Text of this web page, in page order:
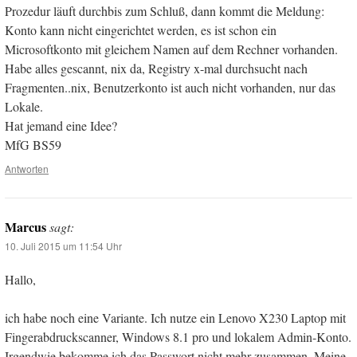
Prozedur läuft durchbis zum Schluß, dann kommt die Meldung:
Konto kann nicht eingerichtet werden, es ist schon ein
Microsoftkonto mit gleichem Namen auf dem Rechner vorhanden.
Habe alles gescannt, nix da, Registry x-mal durchsucht nach
Fragmenten..nix, Benutzerkonto ist auch nicht vorhanden, nur das
Lokale.
Hat jemand eine Idee?
MfG BS59
Antworten
Marcussagt:
10. Juli 2015 um 11:54 Uhr
Hallo,
ich habe noch eine Variante. Ich nutze ein Lenovo X230 Laptop mit
Fingerabdruckscanner, Windows 8.1 pro und lokalem Admin-Konto.